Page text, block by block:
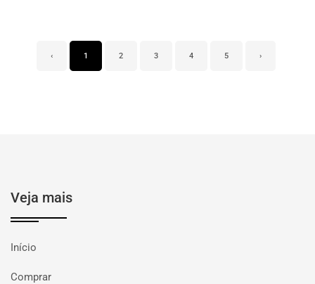
‹ 1 2 3 4 5 ›
Veja mais
Início
Comprar